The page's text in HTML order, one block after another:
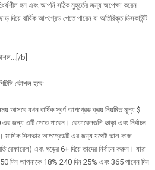
হন এবং আপনি সঠিক মুহূর্তের জন্য অপেক্ষা করেন
বার্ষিক আপগ্রেড পেতে পারেন বা অতিরিক্ত ডিসকাউন্ট
b]
কৌশল হবে:
আসবে যখন বার্ষিক স্বর্ণ আপগ্রেড ক্রয় নিয়মিত মূল্য $
জন্য এটি পেতে পারেন। রেফারেলগুলি ভাড়া এবং নির্বাচন
সিলভার আপগ্রেডটি এর জন্য যথেষ্ট ভাল কাজ
এবং গড়ের 6+ দিয়ে তাদের নির্বাচন করুন। যারা
দিন আপনাকে 18% 240 দিন 25% এবং 365 পাবেন দিন